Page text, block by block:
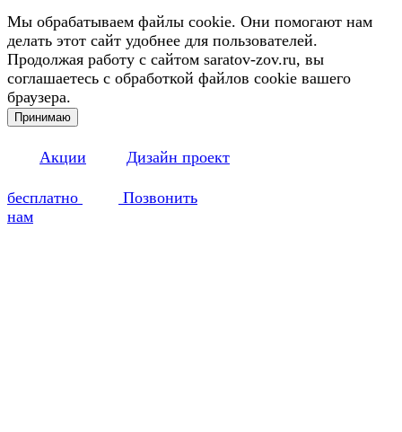
Мы обрабатываем файлы cookie. Они помогают нам
делать этот сайт удобнее для пользователей.
Продолжая работу с сайтом saratov-zov.ru, вы
соглашаетесь с обработкой файлов cookie вашего
браузера.
Принимаю
Акции Дизайн проект
бесплатно
Позвонить
нам